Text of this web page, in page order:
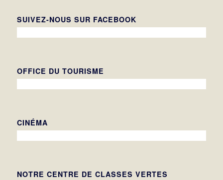
SUIVEZ-NOUS SUR FACEBOOK
OFFICE DU TOURISME
CINÉMA
NOTRE CENTRE DE CLASSES VERTES